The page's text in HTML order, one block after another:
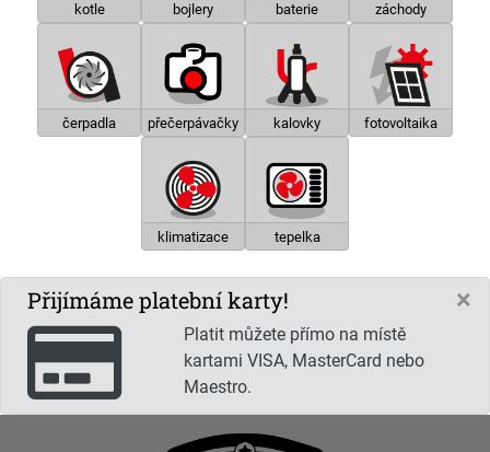
kotle bojlery baterie záchody
čerpadla přečerpávačky kalovky fotovoltaika
klimatizace tepelka
Přijímáme platební karty! ×
Platit můžete přímo na místě
kartami VISA, MasterCard nebo
Maestro.